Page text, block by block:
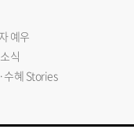
예우
식
수혜 Stories